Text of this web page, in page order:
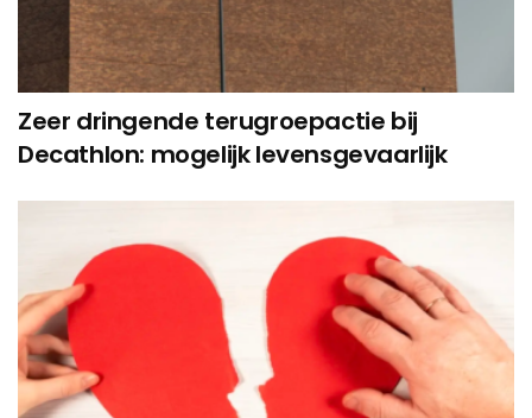
Zeer dringende terugroepactie bij
Decathlon: mogelijk levensgevaarlijk